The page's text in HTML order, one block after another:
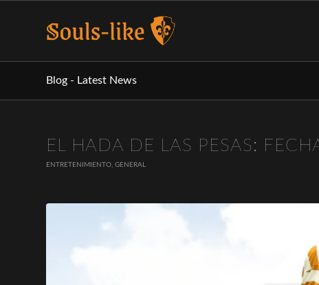
Blog - Latest News
EL HADA DE LAS PESAS:
ENTRETENIMIENTO, GENERAL